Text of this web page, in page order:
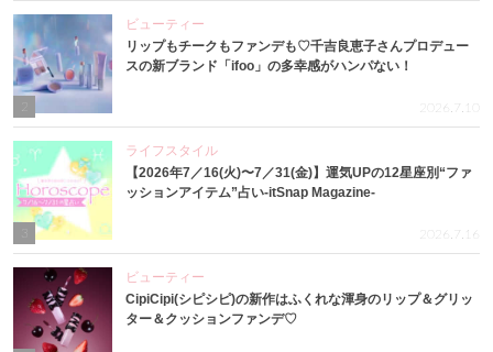
ビューティー
リップもチークもファンデも♡千吉良恵子さんプロデュー
スの新ブランド「ifoo」の多幸感がハンパない！
2026.7.10
3
ライフスタイル
【2026年7／16(火)〜7／31(金)】運気UPの12星座別“ファ
ッションアイテム”占い-itSnap Magazine-
2026.7.16
ビューティー
CipiCipi(シピシピ)の新作はふくれな渾身のリップ＆グリッ
ター＆クッションファンデ♡